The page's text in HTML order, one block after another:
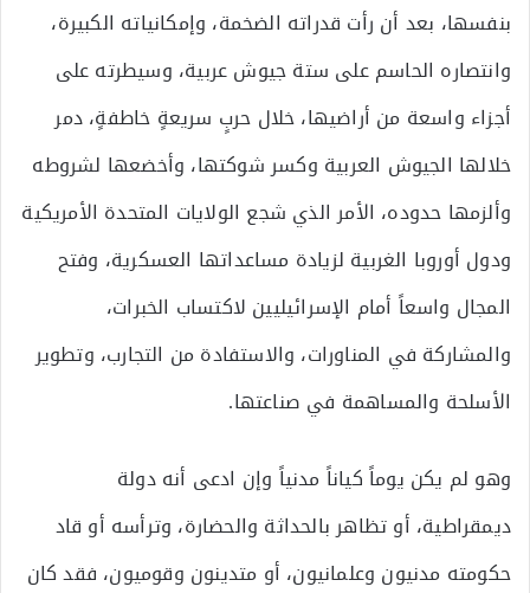
بنفسها، بعد أن رأت قدراته الضخمة، وإمكانياته الكبيرة،
وانتصاره الحاسم على ستة جيوش عربية، وسيطرته على
أجزاء واسعة من أراضيها، خلال حربٍ سريعةٍ خاطفةٍ، دمر
خلالها الجيوش العربية وكسر شوكتها، وأخضعها لشروطه
وألزمها حدوده، الأمر الذي شجع الولايات المتحدة الأمريكية
ودول أوروبا الغربية لزيادة مساعداتها العسكرية، وفتح
المجال واسعاً أمام الإسرائيليين لاكتساب الخبرات،
والمشاركة في المناورات، والاستفادة من التجارب، وتطوير
الأسلحة والمساهمة في صناعتها.
وهو لم يكن يوماً كياناً مدنياً وإن ادعى أنه دولة
ديمقراطية، أو تظاهر بالحداثة والحضارة، وترأسه أو قاد
حكومته مدنيون وعلمانيون، أو متدينون وقوميون، فقد كان